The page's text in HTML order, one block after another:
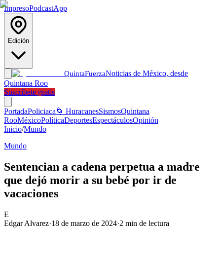
ImpresoPodcastApp
Edición
QuintaFuerzaNoticias de México, desde
Quintana Roo
Suscríbete gratis
PortadaPoliciaca 🌀 HuracanesSismosQuintana
RooMéxicoPolíticaDeportesEspectáculosOpinión
Inicio/Mundo
Mundo
Sentencian a cadena perpetua a madre
que dejó morir a su bebé por ir de
vacaciones
E
Edgar Alvarez·18 de marzo de 2024·2 min de lectura